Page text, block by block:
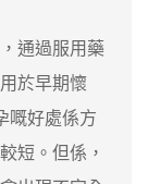
通過服用藥
於早期懷
嘅好處係方
短。但係，